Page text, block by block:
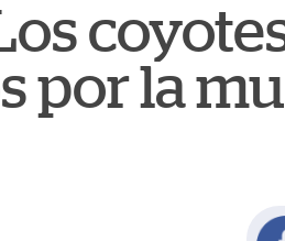
por la